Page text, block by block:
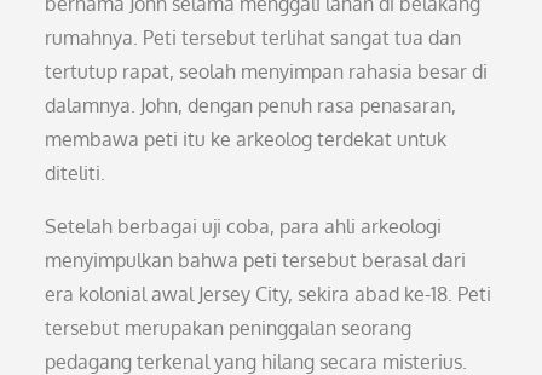
rumahnya. Peti tersebut terlihat sangat tua dan
tertutup rapat, seolah menyimpan rahasia besar di
dalamnya. John, dengan penuh rasa penasaran,
membawa peti itu ke arkeolog terdekat untuk
diteliti.
Setelah berbagai uji coba, para ahli arkeologi
menyimpulkan bahwa peti tersebut berasal dari
era kolonial awal Jersey City, sekira abad ke-18. Peti
tersebut merupakan peninggalan seorang
pedagang terkenal yang hilang secara misterius.